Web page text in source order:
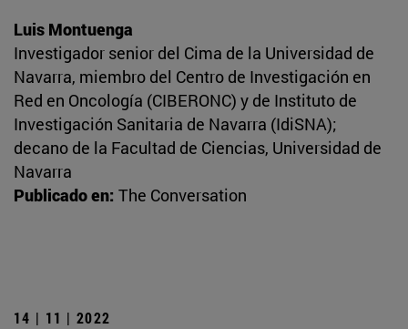
Luis Montuenga
Investigador senior del Cima de la Universidad de
Navarra, miembro del Centro de Investigación en
Red en Oncología (CIBERONC) y de Instituto de
Investigación Sanitaria de Navarra (IdiSNA);
decano de la Facultad de Ciencias, Universidad de
Navarra
Publicado en: The Conversation
14 | 11 | 2022